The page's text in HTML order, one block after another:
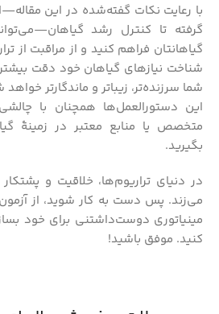
با رعایت نکات گفته‌شده در این
گرفته تا کنترل رشد
گیاهانتان فراهم کنید و از مراقبت از
شناخت نیازهای گیاهان خود دقت
شما سرزنده‌تر، زیباتر و ماندگارتر
این دستورالعمل‌ها همچنان با
متخصص یا منابع معتبر در زمینهٔ
بگیرید.
در دنیای تراریوم‌ها، خلاقیت و
می‌زند. پس دست به کار شوید، از
مینیاتوری دوست‌داشتنی برای خود
کنید. موفق باشید!